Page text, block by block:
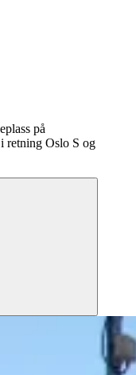
på
retning Oslo S og